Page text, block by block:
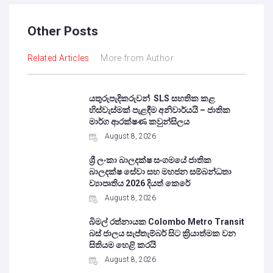
Other Posts
Related Articles More from Author
යතුරුපැදිකරුවන් SLS සහතික කළ
හිස්වැස්මක් පැළඳීම අනිවාර්යයි – ජාතික
මාර්ග ආරක්ෂණ කවුන්සිලය
August 8, 2026
ශ්‍රී ලංකා බාලදක්ෂ සංගමයේ ජාතික
බාලදක්ෂ සේවා සහ මහජන සම්බන්ධතා
ව්‍යාපෘතිය 2026 දියත් කෙරේ
August 8, 2026
බිමල් රත්නායක Colombo Metro Transit
බස් ජාලය සැප්තැම්බර් සිට ක්‍රියාත්මක වන
සිතියම හෙළි කරයි
August 8, 2026